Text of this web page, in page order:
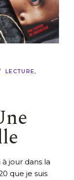
LECTURE
jour dans la
que je suis